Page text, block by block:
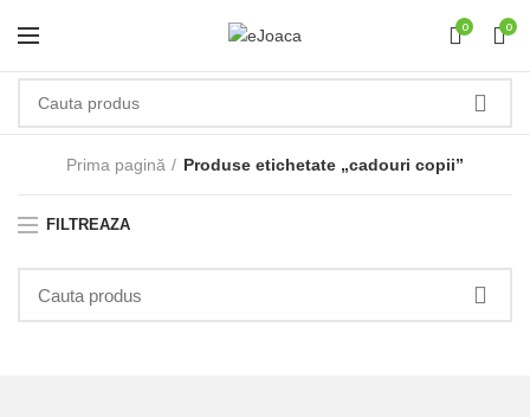
0 0
Prima pagină Produse etichetate „cadouri copii”
FILTREAZA